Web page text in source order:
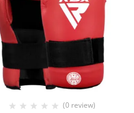
(0 review)